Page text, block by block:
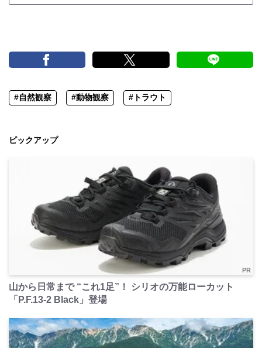
#自然観察 #動物観察 #トラウト
ピックアップ
PR
山から日常まで “これ1足”！ シリオの万能ローカット
「P.F.13-2 Black」登場